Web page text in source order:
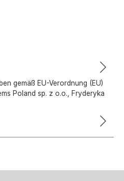
gemäß EU-Verordnung (EU)
Poland sp. z o.o., Fryderyka